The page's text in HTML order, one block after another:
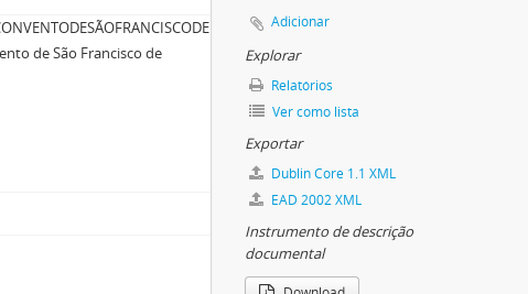
PEÇA056
de São Francisco de
Adicionar
Explorar
Relatórios
Ver como lista
Exportar
Dublin Core 1.1 XML
EAD 2002 XML
Instrumento de descrição
documental